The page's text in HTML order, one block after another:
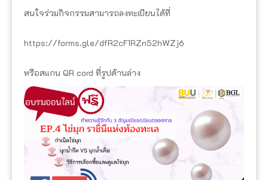
สนใจร่วมกิจกรรมสามารถลงทะเบียนได้ที่
https://forms.gle/dfR2cF1RZn52hWZj6
หรือสแกน QR cord ที่รูปด้านล่าง